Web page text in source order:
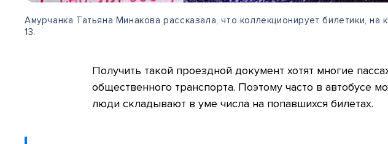
Амурчанка Татьяна Минакова рассказала, что коллекционирует билетики,
13.
Получить такой проездной документ хотят многие
общественного транспорта. Поэтому часто в автобусе
люди складывают в уме числа на попавшихся билетах.